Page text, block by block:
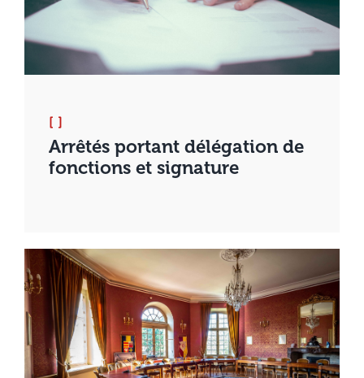
[ ]
Arrêtés portant délégation de
fonctions et signature